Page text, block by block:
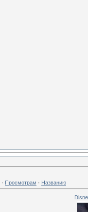
· Просмотрам · Названию